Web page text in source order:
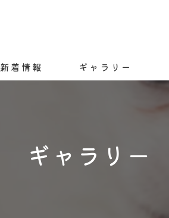
新着情報 ギャラリー
ギャラリー